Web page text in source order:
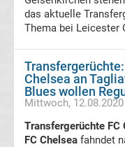
Ergebnisse
International:
Liga
Ergebnisse
das aktuelle
Thema bei Leicester
Chelsea an
Blues wollen
Mittwoch,
Transfergerüchte FC
FC Chelsea fahndet